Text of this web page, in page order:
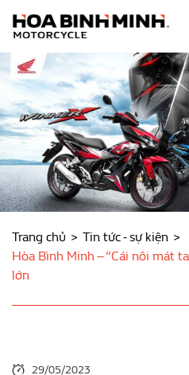
Trang chủ
Tin tức - sự kiện
Hòa Bình Minh – “Cái nôi mát
lớn
29/05/2023